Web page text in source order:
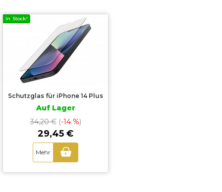
In Stock!
Schutzglas für iPhone 14 Plus
Auf Lager
34,20 €(-14 %)
29,45 €
Mehr +